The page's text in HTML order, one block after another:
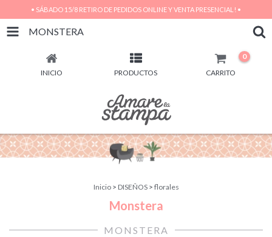
• SÁBADO 15/8 RETIRO DE PEDIDOS ONLINE Y VENTA PRESENCIAL! •
MONSTERA
INICIO PRODUCTOS CARRITO
0
Inicio > DISEÑOS > florales
Monstera
MONSTERA